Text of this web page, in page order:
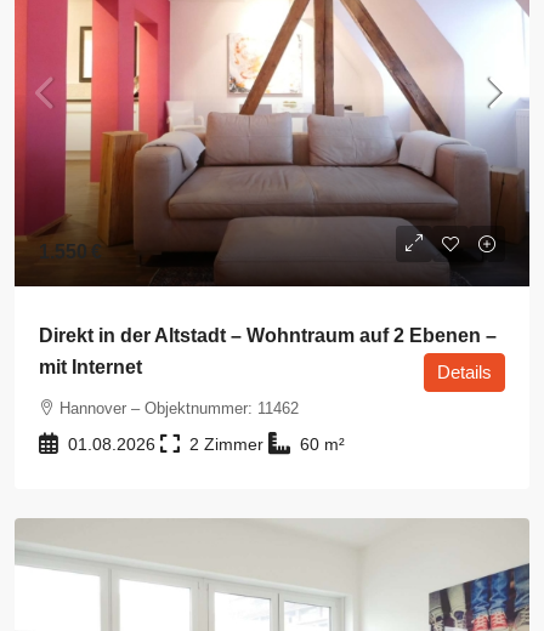
1.550 €
Direkt in der Altstadt – Wohntraum auf 2 Ebenen –
mit Internet
Hannover – Objektnummer: 11462
01.08.2026 2 60 m²
Details